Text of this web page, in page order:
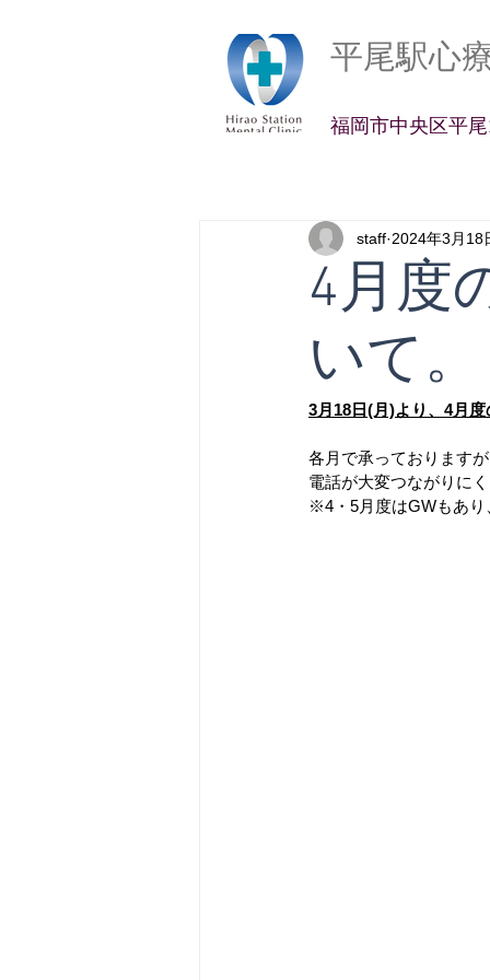
平尾駅心
福岡市中央区平
4月度
いて。
staff 2024年3月18
3月18日(月)より、4月
各月で承っております
電話が大変つながりに
※4・5月度はGWもあり